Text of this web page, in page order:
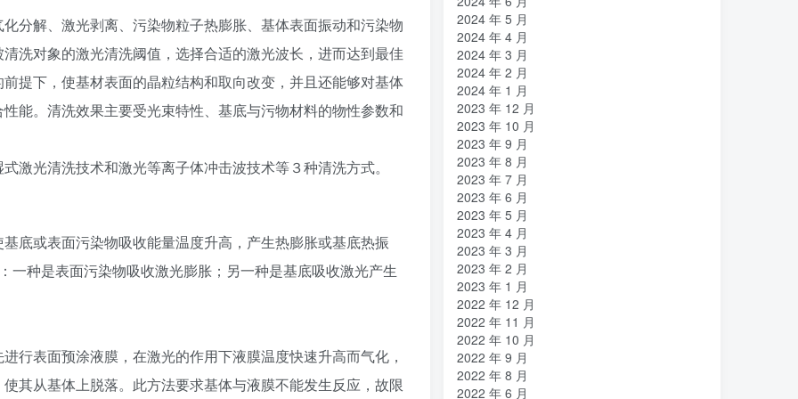
分解、激光剥离、污染物粒子热膨胀、基体表面振动和污染物
洗对象的激光清洗阈值，选择合适的激光波长，进而达到最佳
提下，使基材表面的晶粒结构和取向改变，并且还能够对基体
能。清洗效果主要受光束特性、基底与污物材料的物性参数和
激光清洗技术和激光等离子体冲击波技术等３种清洗方式。
底或表面污染物吸收能量温度升高，产生热膨胀或基底热振
一种是表面污染物吸收激光膨胀；另一种是基底吸收激光产生
行表面预涂液膜，在激光的作用下液膜温度快速升高而气化，
其从基体上脱落。此方法要求基体与液膜不能发生反应，故限
2024 年 5 月
2024 年 4 月
2024 年 3 月
2024 年 2 月
2024 年 1 月
2023 年 12 月
2023 年 10 月
2023 年 9 月
2023 年 8 月
2023 年 7 月
2023 年 6 月
2023 年 5 月
2023 年 4 月
2023 年 3 月
2023 年 2 月
2023 年 1 月
2022 年 12 月
2022 年 11 月
2022 年 10 月
2022 年 9 月
2022 年 8 月
2022 年 6 月